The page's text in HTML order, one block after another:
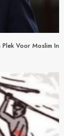
Voor Moslim In